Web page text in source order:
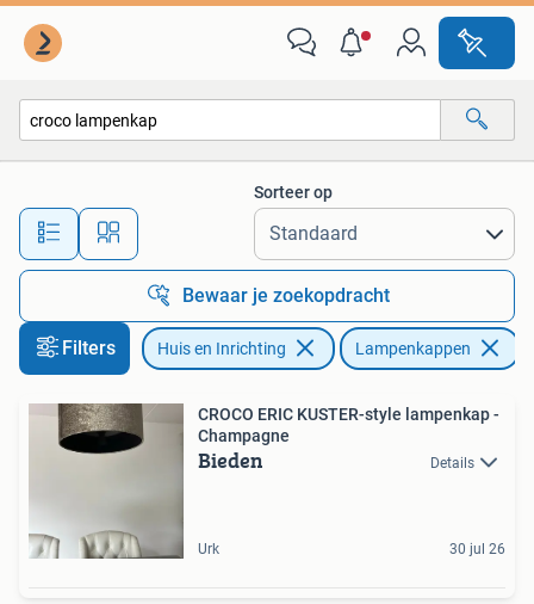
Alle afstanden…
Sorteer op
Bewaar je zoekopdracht
Filters Huis en Inrichting Lampenkappen
CROCO ERIC KUSTER-style lampenkap -
Champagne
Bieden Details
Urk 30 jul 26